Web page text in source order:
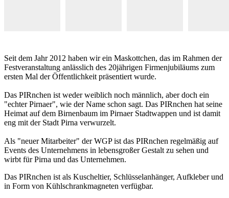
Seit dem Jahr 2012 haben wir ein Maskottchen, das im Rahmen der
Festveranstaltung anlässlich des 20jährigen Firmenjubiläums zum
ersten Mal der Öffentlichkeit präsentiert wurde.
Das PIRnchen ist weder weiblich noch männlich, aber doch ein
"echter Pirnaer", wie der Name schon sagt. Das PIRnchen hat seine
Heimat auf dem Birnenbaum im Pirnaer Stadtwappen und ist damit
eng mit der Stadt Pirna verwurzelt.
Als "neuer Mitarbeiter" der WGP ist das PIRnchen regelmäßig auf
Events des Unternehmens in lebensgroßer Gestalt zu sehen und
wirbt für Pirna und das Unternehmen.
Das PIRnchen ist als Kuscheltier, Schlüsselanhänger, Aufkleber und
in Form von Kühlschrankmagneten verfügbar.